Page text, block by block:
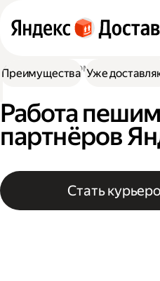
Работа курьером Работа
Работа
партнёров
Стать
Преимущества Уже